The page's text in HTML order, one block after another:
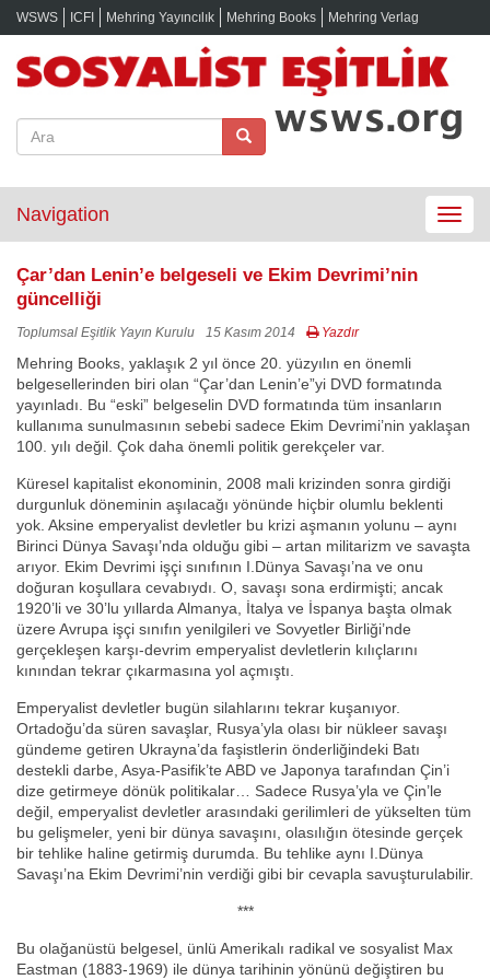
WSWS ICFI Mehring Yayıncılık Mehring Books Mehring Verlag
Toggle
Navigation
Çar’dan Lenin’e belgeseli ve Ekim Devrimi’nin
güncelliği
Toplumsal Eşitlik Yayın Kurulu 15 Kasım 2014 Yazdır
Mehring Books, yaklaşık 2 yıl önce 20. yüzyılın en önemli
belgesellerinden biri olan “Çar’dan Lenin’e”yi DVD formatında
yayınladı. Bu “eski” belgeselin DVD formatında tüm insanların
kullanıma sunulmasının sebebi sadece Ekim Devrimi’nin yaklaşan
100. yılı değil. Çok daha önemli politik gerekçeler var.
Küresel kapitalist ekonominin, 2008 mali krizinden sonra girdiği
durgunluk döneminin aşılacağı yönünde hiçbir olumlu beklenti
yok. Aksine emperyalist devletler bu krizi aşmanın yolunu – aynı
Birinci Dünya Savaşı’nda olduğu gibi – artan militarizm ve savaşta
arıyor. Ekim Devrimi işçi sınıfının I.Dünya Savaşı’na ve onu
doğuran koşullara cevabıydı. O, savaşı sona erdirmişti; ancak
1920’li ve 30’lu yıllarda Almanya, İtalya ve İspanya başta olmak
üzere Avrupa işçi sınıfın yenilgileri ve Sovyetler Birliği’nde
gerçekleşen karşı-devrim emperyalist devletlerin kılıçlarını
kınından tekrar çıkarmasına yol açmıştı.
Emperyalist devletler bugün silahlarını tekrar kuşanıyor.
Ortadoğu’da süren savaşlar, Rusya’yla olası bir nükleer savaşı
gündeme getiren Ukrayna’da faşistlerin önderliğindeki Batı
destekli darbe, Asya-Pasifik’te ABD ve Japonya tarafından Çin’i
dize getirmeye dönük politikalar… Sadece Rusya’yla ve Çin’le
değil, emperyalist devletler arasındaki gerilimleri de yükselten tüm
bu gelişmeler, yeni bir dünya savaşını, olasılığın ötesinde gerçek
bir tehlike haline getirmiş durumda. Bu tehlike aynı I.Dünya
Savaşı’na Ekim Devrimi’nin verdiği gibi bir cevapla savuşturulabilir.
***
Bu olağanüstü belgesel, ünlü Amerikalı radikal ve sosyalist Max
Eastman (1883-1969) ile dünya tarihinin yönünü değiştiren bu